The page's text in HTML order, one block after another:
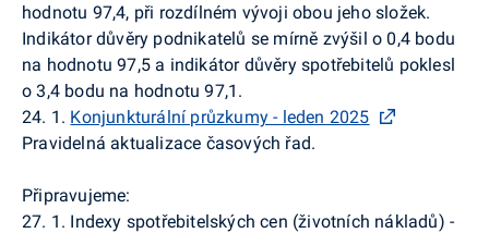
hodnotu 97,4, při rozdílném vývoji obou jeho složek.
Indikátor důvěry podnikatelů se mírně zvýšil o 0,4 bodu
na hodnotu 97,5 a indikátor důvěry spotřebitelů poklesl
o 3,4 bodu na hodnotu 97,1.
24. 1. Konjunkturální průzkumy - leden 2025
Pravidelná aktualizace časových řad.
Připravujeme:
27. 1. Indexy spotřebitelských cen (životních nákladů) -